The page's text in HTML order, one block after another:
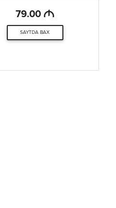
79.00 M
SAYTDA BAX